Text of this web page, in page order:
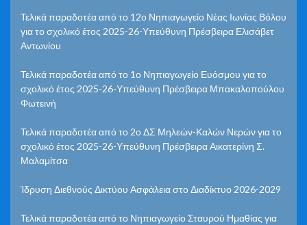
Τελικά παραδοτέα από το 12ο Νηπιαγωγείο Νέας Ιωνίας Βόλου
για το σχολικό έτος 2025-26-Υπεύθυνη Πρέσβειρα Ελισάβετ
Αντωνίου
Τελικά παραδοτέα από το 1ο Νηπιαγωγείο Ευόσμου για το
σχολικό έτος 2025-26-Υπεύθυνη Πρέσβειρα Μπακαλοπούλου
Φωτεινή
Τελικά παραδοτέα από το 2ο ΔΣ Μηλεών-Καλών Νερών για το
σχολικό έτος 2025-26-Υπεύθυνη Πρέσβειρα Αικατερίνη Σ.
Μαλαμίτσα
Ίδρυση Διεθνούς Δικτύου Ασφάλεια στο Διαδίκτυο 2026-2029
Τελικά παραδοτέα από το Νηπιαγωγείο Σταυρού Ημαθίας για